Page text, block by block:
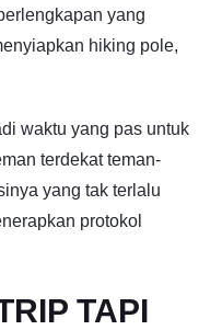
yang
hiking pole,
waktu yang pas untuk
terdekat teman-
yang tak terlalu
protokol
TAPI